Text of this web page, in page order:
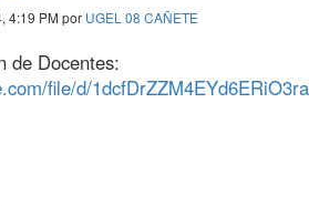
4:19 PM por UGEL 08 CAÑETE
de Docentes:
file/d/